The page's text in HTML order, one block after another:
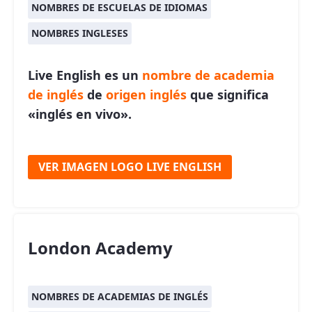
NOMBRES DE ESCUELAS DE IDIOMAS
NOMBRES INGLESES
Live English es un nombre de academia
de inglés de origen inglés que significa
«inglés en vivo».
VER IMAGEN LOGO LIVE ENGLISH
London Academy
NOMBRES DE ACADEMIAS DE INGLÉS